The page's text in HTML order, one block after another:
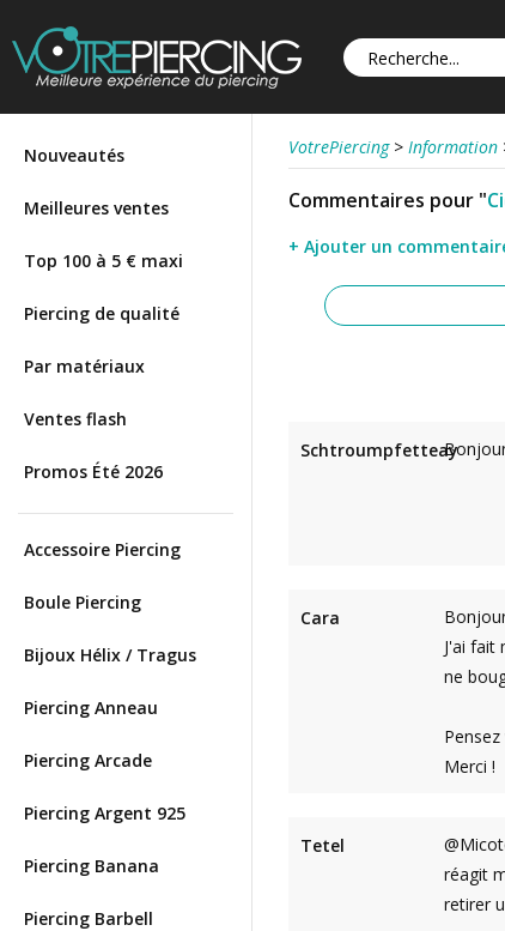
Nouveautés
Meilleures ventes
Top 100 à 5 € maxi
Piercing de qualité
Par matériaux
Ventes flash
Promos Été 2026
Accessoire Piercing
Boule Piercing
Bijoux Hélix / Tragus
Piercing Anneau
Piercing Arcade
Piercing Argent 925
Piercing Banana
Piercing Barbell
VotrePiercing > Information
Commentaires pour "
+ Ajouter un
Schtroumpfetteay
Cara
J'ai fait
ne
Merci !
Tetel
réagit
retirer